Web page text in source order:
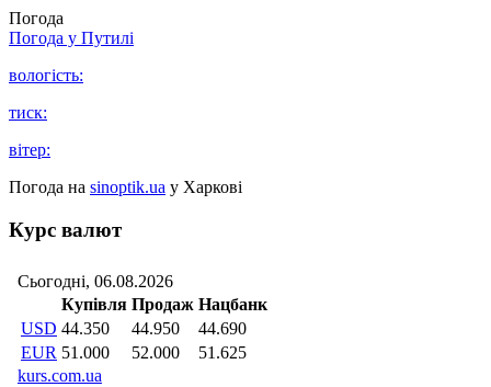
Погода
Погода у Путилі
вологість:
тиск:
вітер:
Погода на sinoptik.ua у Харкові
Курс валют